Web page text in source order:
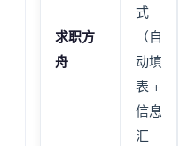
求职方
舟
式
（自
动填
表 +
信息
汇